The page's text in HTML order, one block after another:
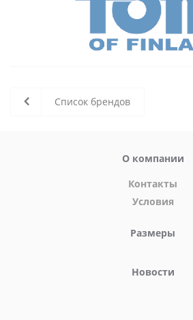
Список брендов
О компании
Контакты
Условия
Размеры
Новости